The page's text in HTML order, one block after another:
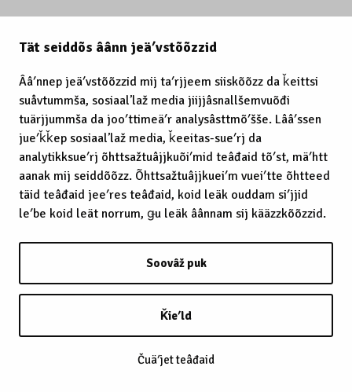
Tät seiddõs âânn jeäʹvstõõzzid
Ââʹnnep jeäʹvstõõzzid mij taʹrjjeem siiskõõzz da ǩeittsi
suåvtummša, sosiaalʼlaž media jiijjâsnallšemvuõđi
tuärjjummša da jooʹttimeäʹr analysâsttmõʹšše. Lââʹssen
jueʹǩǩep sosiaalʼlaž media, ǩeeitas-sueʹrj da
analytikksueʹrj õhttsažtuâjjkuõiʹmid teâđaid tõʹst, mäʹhtt
aanak mij seiddõõzz. Õhttsažtuâjjkueiʹm vueiʹtte õhtteed
täid teâđaid jeeʹres teâđaid, koid leäk ouddam siʹjjid
leʹbe koid leät norrum, ǥu leäk âânnam sij kääzzkõõzzid.
Soovâž puk
Ǩieʹld
Čuäʹjet teâđaid